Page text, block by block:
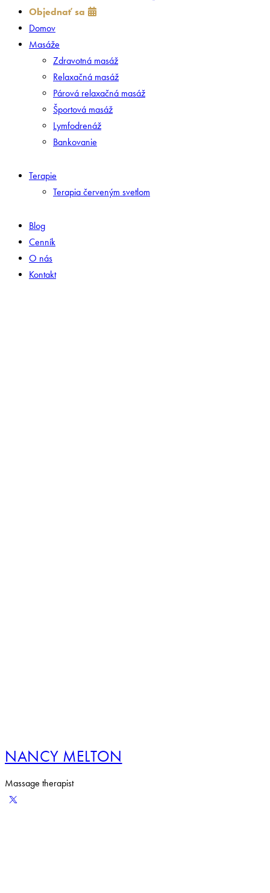
Objednať sa
Domov
Masáže
Zdravotná masáž
Relaxačná masáž
Párová relaxačná masáž
Športová masáž
Lymfodrenáž
Bankovanie
Terapie
Terapia červeným svetlom
Blog
Cenník
O nás
Kontakt
NANCY MELTON
Massage therapist